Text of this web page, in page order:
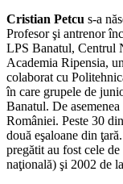
Cristian Petcu s-a
Profesor şi antrenor
LPS Banatul, Centrul
Academia Ripensia,
colaborat cu
în care grupele de
Banatul. De
României. Peste 30
două eşaloane din
pregătit au fost cele
naţională) şi 2002 de